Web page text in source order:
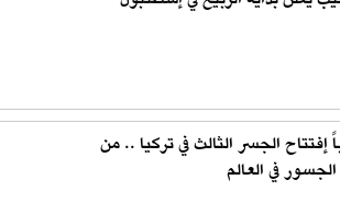
إفتتاح الجسر الثالث في تركيا .. من
في العالم